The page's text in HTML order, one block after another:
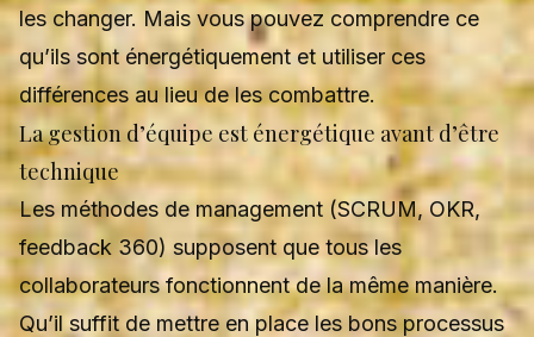
les changer. Mais vous pouvez comprendre ce
qu’ils sont énergétiquement et utiliser ces
différences au lieu de les combattre.
La gestion d’équipe est énergétique avant d’être
technique
Les méthodes de management (SCRUM, OKR,
feedback 360) supposent que tous les
collaborateurs fonctionnent de la même manière.
Qu’il suffit de mettre en place les bons processus